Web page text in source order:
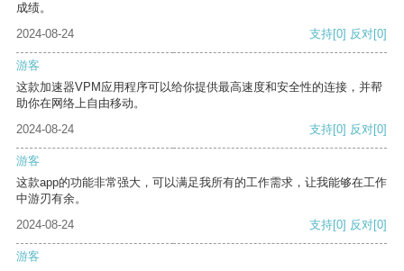
成绩。
2024-08-24
支持[0] 反对[0]
游客
这款加速器VPM应用程序可以给你提供最高速度和安全性的连接，并帮
助你在网络上自由移动。
2024-08-24
支持[0] 反对[0]
游客
这款app的功能非常强大，可以满足我所有的工作需求，让我能够在工作
中游刃有余。
2024-08-24
支持[0] 反对[0]
游客